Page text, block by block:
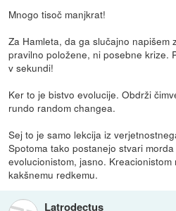
Mnogo tisoč manjkrat!
Za Hamleta, da ga slučajno napišem
pravilno položene, ni posebne krize.
v sekundi!
Ker to je bistvo evolucije. Obdrži
rundo random changea.
Sej to je samo lekcija iz
Spotoma tako postanejo stvari
evolucionistom, jasno.
kakšnemu redkemu.
Latrodectus